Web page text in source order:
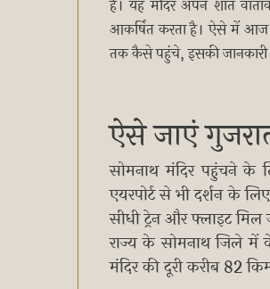
है। यह मंदिर अपने शांत
आकर्षित करता है। ऐसे में आज
तक कैसे पहुंचे, इसकी जानकारी
ऐसे जाएं
सोमनाथ मंदिर पहुंचने के
एयरपोर्ट से भी दर्शन के
सीधी ट्रेन और फ्लाइट
राज्य के सोमनाथ जिले में
मंदिर की दूरी करीब 82